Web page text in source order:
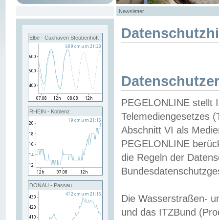
Newsletter
Elbe - Cuxhaven Steubenhöft
RHEIN - Koblenz
DONAU - Passau
PEGELONLINE stellt
Telemediengesetzes
Abschnitt VI als
PEGELONLINE
die Regeln der
Die Wasserstraßen-
und das ITZBund